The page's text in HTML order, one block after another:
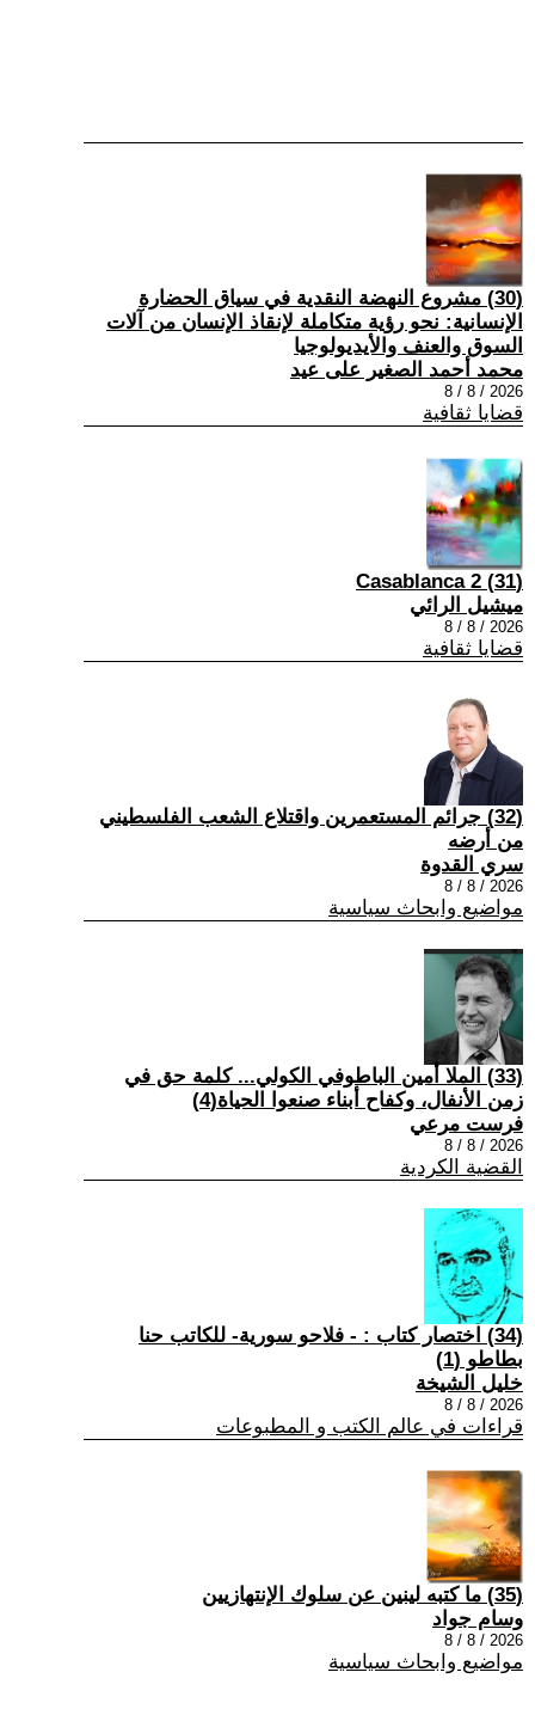
(30) مشروع النهضة النقدية في سياق الحضارة
الإنسانية: نحو رؤية متكاملة لإنقاذ الإنسان من آلات
السوق والعنف والأيديولوجيا
محمد أحمد الصغير على عيد
2026 / 8 / 8
قضايا ثقافية
(31) Casablanca 2
ميشيل الرائي
2026 / 8 / 8
قضايا ثقافية
(32) جرائم المستعمرين واقتلاع الشعب الفلسطيني
من أرضه
سري القدوة
2026 / 8 / 8
مواضيع وابحاث سياسية
(33) الملا أمين الباطوفي الكولي... كلمة حق في
زمن الأنفال، وكفاح أبناء صنعوا الحياة(4)
فرست مرعي
2026 / 8 / 8
القضية الكردية
(34) اختصار كتاب : - فلاحو سورية- للكاتب حنا
بطاطو (1)
خليل الشيخة
2026 / 8 / 8
قراءات في عالم الكتب و المطبوعات
(35) ما كتبه لينين عن سلوك الإنتهازيين
وسام جواد
2026 / 8 / 8
مواضيع وابحاث سياسية